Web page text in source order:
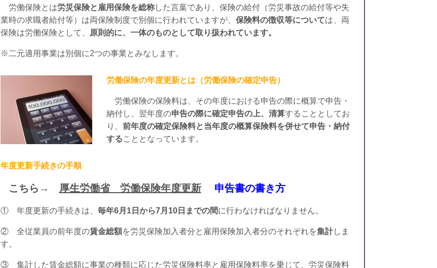
労働保険とは労災保険と雇用保険を総称した言葉であり、保険の給付（労災事故の給付等や失
業時の求職者給付等）は両保険制度で別個に行われていますが、 保険料の徴収等については、両
保険は労働保険として、
原則的に、一体のものとして取り扱われています。
※二元適用事業は別個に2つの事業とみなします。
労働保険の年度更新とは（労働保険の確定申告）
労働保険の保険料は、その年度における申告の際に概算で申告・
納付し、翌年度の申告の際に確定申告の上、清算することとしてお
り、前年度の確定保険料と当年度の概算保険料を併せて申告・納付
することとなっています。
年度更新手続きの手順
こちら→ 厚生労働省 労働保険年度更新申告書の書き方
① 年度更新の手続きは、 毎年6月1日から7月10日までの間に行わなければなりません。
② 全従業員の前年度の賃金総額を労災保険加入者分と雇用保険加入者分のそれぞれを集計しま
す。
③ 集計した賃金総額に事業の種類に応じた労災保険料率と雇用保険料率を乗じて、労災保険料